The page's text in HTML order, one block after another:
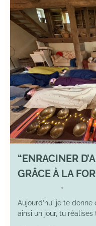
“ENRACINER
GRÂCE À LA
•
Aujourd’hui je te
ainsi un jour, tu